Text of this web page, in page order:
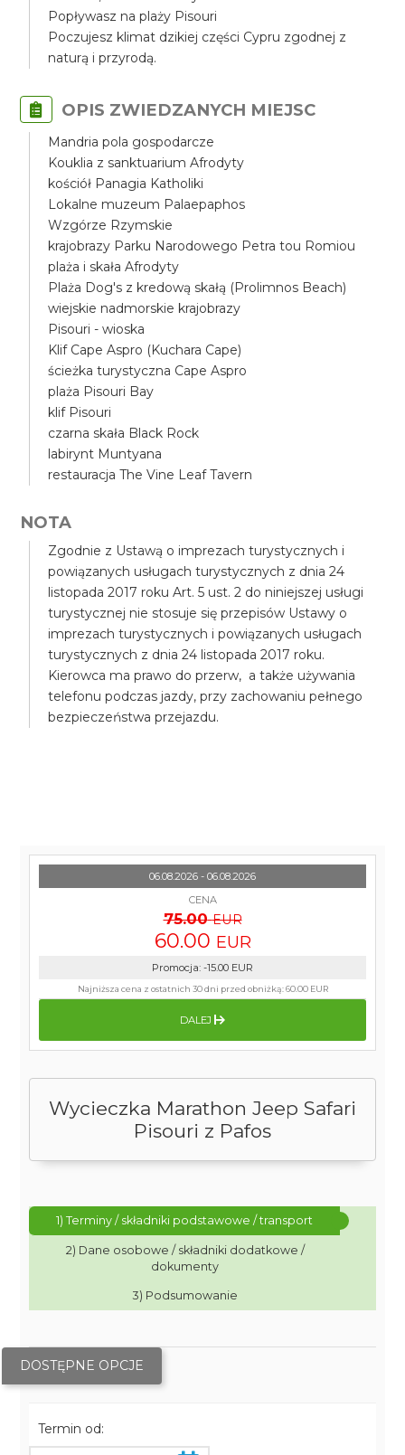
Popływasz na plaży Pisouri
Poczujesz klimat dzikiej części Cypru zgodnej z
naturą i przyrodą.
OPIS ZWIEDZANYCH MIEJSC
Mandria pola gospodarcze
Kouklia z sanktuarium Afrodyty
kościół Panagia Katholiki
Lokalne muzeum Palaepaphos
Wzgórze Rzymskie
krajobrazy Parku Narodowego Petra tou Romiou
plaża i skała Afrodyty
Plaża Dog's z kredową skałą (Prolimnos Beach)
wiejskie nadmorskie krajobrazy
Pisouri - wioska
Klif Cape Aspro (Kuchara Cape)
ścieżka turystyczna Cape Aspro
plaża Pisouri Bay
klif Pisouri
czarna skała Black Rock
labirynt Muntyana
restauracja The Vine Leaf Tavern
NOTA
Zgodnie z Ustawą o imprezach turystycznych i
powiązanych usługach turystycznych z dnia 24
listopada 2017 roku Art. 5 ust. 2 do niniejszej usługi
turystycznej nie stosuje się przepisów Ustawy o
imprezach turystycznych i powiązanych usługach
turystycznych z dnia 24 listopada 2017 roku.
Kierowca ma prawo do przerw, a także używania
telefonu podczas jazdy, przy zachowaniu pełnego
bezpieczeństwa przejazdu.
Wycieczka Marathon Jeep Safari
Pisouri z Pafos
1) Terminy / składniki podstawowe / transport
2) Dane osobowe / składniki dodatkowe /
dokumenty
3) Podsumowanie
DOSTĘPNE OPCJE
Termin od:
06.08.2026 - 06.08.2026
CENA
75.00 EUR
60.00 EUR
Promocja: -15.00 EUR
Najniższa cena z ostatnich 30 dni przed obniżką:60.00 EUR
DALEJ